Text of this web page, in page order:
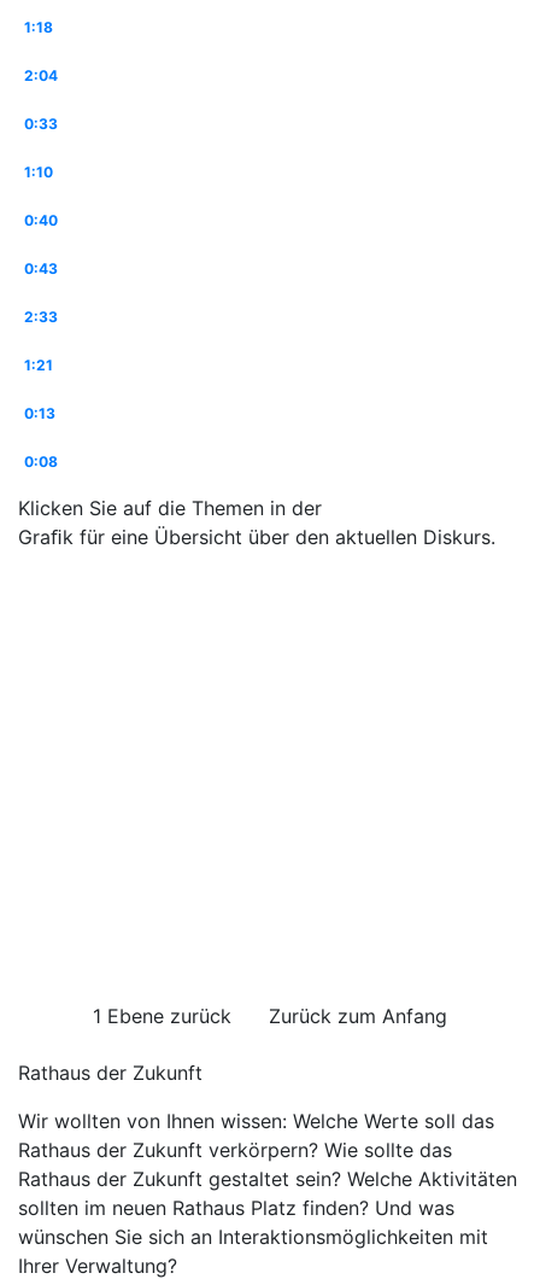
1:18
2:04
0:33
1:10
0:40
0:43
2:33
1:21
0:13
0:08
Klicken Sie auf die Themen in der
Graﬁk für eine Übersicht über den aktuellen Diskurs.
1 Ebene zurück Zurück zum Anfang
Rathaus der Zukunft
Wir wollten von Ihnen wissen: Welche Werte soll das
Rathaus der Zukunft verkörpern? Wie sollte das
Rathaus der Zukunft gestaltet sein? Welche Aktivitäten
sollten im neuen Rathaus Platz finden? Und was
wünschen Sie sich an Interaktionsmöglichkeiten mit
Ihrer Verwaltung?